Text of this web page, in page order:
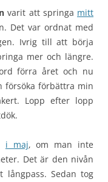
varit att springa mitt
Det var ordnat med
Ivrig till att börja
mer och längre.
förra året och nu
försöka förbättra min
Lopp efter lopp
i maj, om man inte
Det är den nivån
Sedan tog